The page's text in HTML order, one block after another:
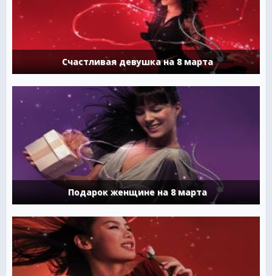
Счастливая девушка на 8 марта
Подарок женщине на 8 марта